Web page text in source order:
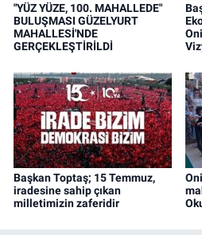
"YÜZ YÜZE, 100. MAHALLEDE"
BULUŞMASI GÜZELYURT
MAHALLESİ'NDE
GERÇEKLEŞTİRİLDİ
Başkan Toptaş; 15 Temmuz,
iradesine sahip çıkan
milletimizin zaferidir